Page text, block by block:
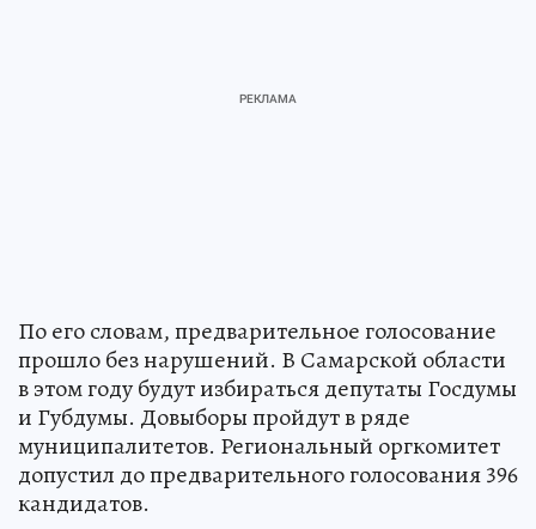
По его словам, предварительное голосование
прошло без нарушений. В Самарской области
в этом году будут избираться депутаты Госдумы
и Губдумы. Довыборы пройдут в ряде
муниципалитетов. Региональный оргкомитет
допустил до предварительного голосования 396
кандидатов.